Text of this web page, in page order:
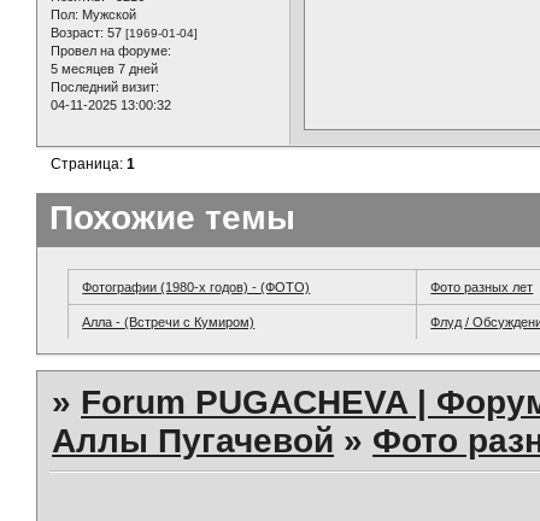
Пол: Мужской
Возраст: 57 [1969-01-04]
Провел на форуме:
5 месяцев 7 дней
Последний визит:
04-11-2025 13:00:32
Страница:1
Похожие темы
Фотографии (1980-х годов) - (ФОТО) Фото разных лет
Алла - (Встречи с Кумиром) Флуд /
» Forum PUGACHEVA |
Аллы Пугачевой » Фото